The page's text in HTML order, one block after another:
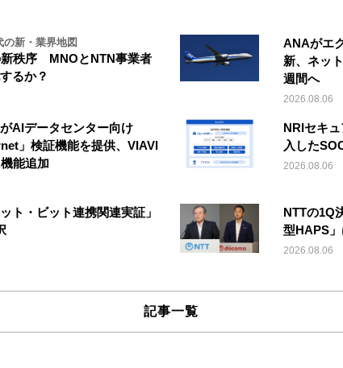
の新・業界地図
秩序 MNOとNTN事業者
るか？
ANAがエ
新、ネッ
週間へ
2026.08.06
AIデータセンター向け
」検証機能を提供、VIAVI
能追加
NRIセキ
入した
2026.08.06
ト・ビット連携関連実証」
NTTの1Q
型HAPS
2026.08.06
記事一覧